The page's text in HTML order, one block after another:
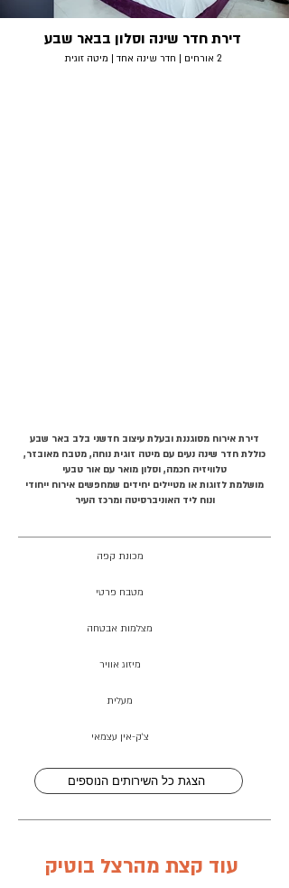
דירת חדר שינה וסלון בבאר שבע
2 אורחים | חדר שינה אחד | מיטה זוגית
דירת אירוח מסוגננת ובעלת עיצוב חדשני בלב באר שבע
כוללת חדר שינה נעים עם מיטה זוגית נוחה, מטבח מאובזר,
טלוויזיה חכמה, וסלון מואר עם אור טבעי
מושלמת לזוגות או מטיילים יחידים שמחפשים אירוח ייחודי
ונוח ליד האוניברסיטה ומרכז העיר
מכונת קפה
מטבח פרטי
מצלמות אבטחה
מיזוג אוויר
מעלית
צ׳ק-אין עצמאי
הצגת כל השירותים הנוספים